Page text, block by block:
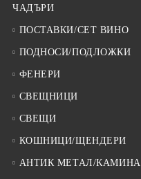
ЧАДЪРИ
ПОСТАВКИ/СЕТ ВИНО
ПОДНОСИ/ПОДЛОЖКИ
ФЕНЕРИ
СВЕЩНИЦИ
СВЕЩИ
КОШНИЦИ/ЩЕНДЕРИ
АНТИК МЕТАЛ/КАМИНА